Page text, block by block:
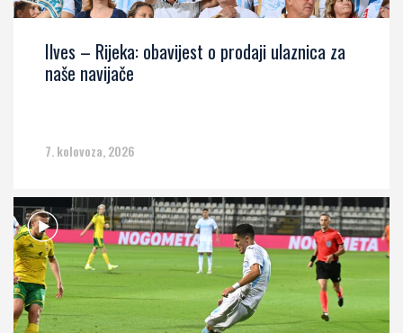
Ilves – Rijeka: obavijest o prodaji ulaznica za
naše navijače
7. kolovoza, 2026